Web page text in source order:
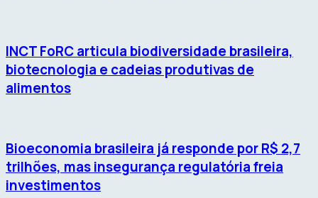
INCT FoRC articula biodiversidade brasileira,
biotecnologia e cadeias produtivas de
alimentos
Bioeconomia brasileira já responde por R$ 2,7
trilhões, mas insegurança regulatória freia
investimentos